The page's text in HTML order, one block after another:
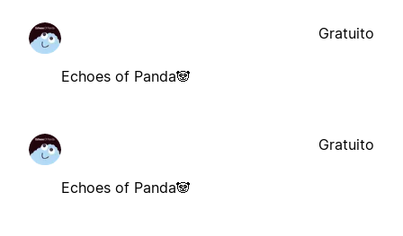
Echoes of Panda🐼
Gratuito
Echoes of Panda🐼
Gratuito